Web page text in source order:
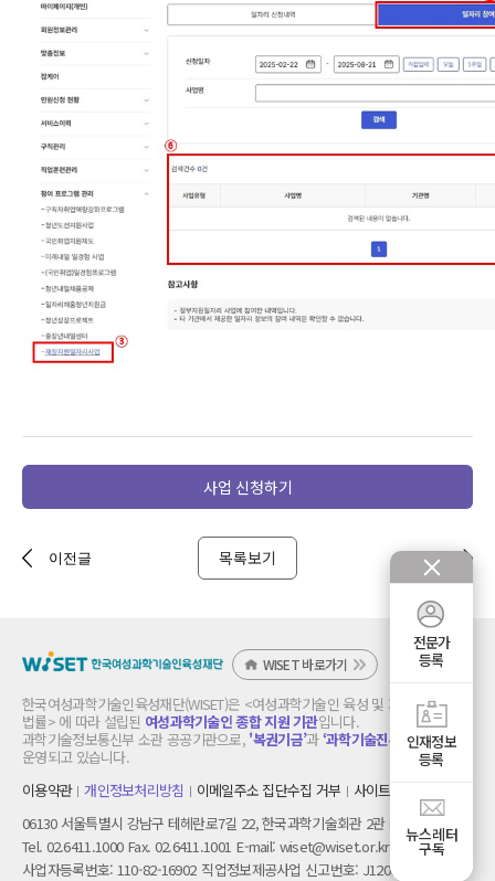
사업 신청하기
이전글 목록보기 다음글
WISET 바로가기
한국여성과학기술인육성재단(WISET)은 <여성과학기술인 육성 및 지원에 관한
법률> 에 따라 설립된 여성과학기술인 종합 지원 기관입니다.
과학기술정보통신부 소관 공공기관으로, '복권기금’과 ‘과학기술진흥기금’으로
운영되고 있습니다.
이용약관 개인정보처리방침 이메일주소 집단수집 거부
사이트 맵
06130 서울특별시 강남구 테헤란로7길 22, 한국과학기술회관 2관 6층
Tel. 02.6411.1000 Fax. 02.6411.1001 E-mail: wiset@wiset.or.kr
사업자등록번호: 110-82-16902 직업정보제공사업 신고번호: J1200320140014
전문가
등록
인재정보
등록
뉴스레터
구독